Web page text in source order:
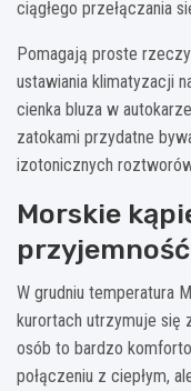
ciągłego przełączania
Pomagają proste
ustawiania klimatyzacji
cienka bluza w
zatokami przydatne
izotonicznych
Morskie
W grudniu temperatura
kurortach utrzymuje się
osób to bardzo
połączeniu z ciepłym,